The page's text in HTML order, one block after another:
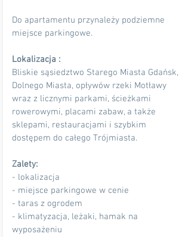
Do apartamentu przynależy podziemne
miejsce parkingowe.
Lokalizacja :
Bliskie sąsiedztwo Starego Miasta Gdańsk,
Dolnego Miasta, opływów rzeki Motławy
wraz z licznymi parkami, ścieżkami
rowerowymi, placami zabaw, a także
sklepami, restauracjami i szybkim
dostępem do całego Trójmiasta.
Zalety:
- lokalizacja
- miejsce parkingowe w cenie
- taras z ogrodem
- klimatyzacja, leżaki, hamak na
wyposażeniu